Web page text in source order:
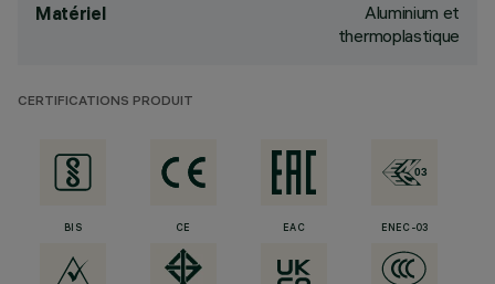
Matériel
Aluminium et
thermoplastique
CERTIFICATIONS PRODUIT
BIS CE EAC ENEC-03